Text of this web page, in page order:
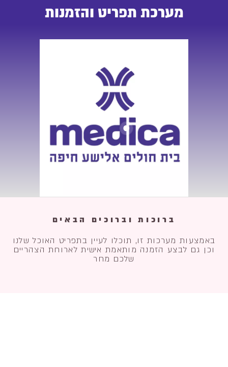
מערכת תפריט והזמנות
ברוכות וברוכים הבאים
באמצעות מערכות זו, תוכלו לעיין בתפריט האוכל שלנו
וכן גם לבצע הזמנה מותאמת אישית לארוחת הצהריים
שלכם מחר